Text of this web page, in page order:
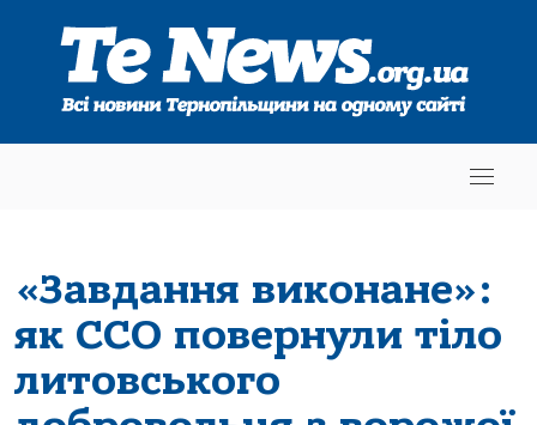
«Завдання виконане»:
як ССО повернули тіло
литовського